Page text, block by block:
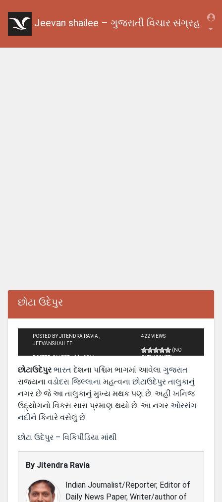
Jeevan shailee – ગુજરાતી વિચાર સંગ્રહ
છોટા ઉદેપુર
POSTED BY JITENDRA RAVIA ,
JEEVANSHAILEE
POSTED ON FEB - 14 - 2014
422 VIEWS
(NO
RATINGS YET)
છોટાઉદેપુર ભારત દેશના પશ્ચિમ ભાગમાં આવેલા ગુજરાત
રાજ્યના વડોદરા જિલ્લાના મહત્વના છોટાઉદેપુર તાલુકાનું
નગર છે જે આ તાલુકાનું મુખ્ય મથક પણ છે. અહીં ખનિજ
ઉદ્યોગનો વિકસ સારા પ્રમાણ થયો છે. આ નગર ઓરસંગ
નદીને કિનારે વસેલું છે.
છોટા ઉદેપુર – વિકિપીડિયા માંથી
By Jitendra Ravia
Indian Journalist/Reporter, Editor of
Daily News Paper, Writer/author of